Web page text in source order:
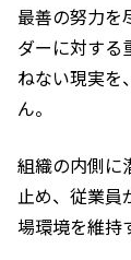
最善の努力を
ダーに対する
ねない現実を
ん。
組織の内側に
止め、従業
場環境を維持